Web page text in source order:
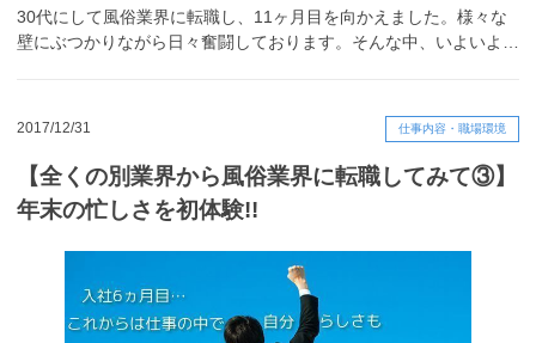
30代にして風俗業界に転職し、11ヶ月目を向かえました。様々な
壁にぶつかりながら日々奮闘しております。そんな中、いよいよ…
2017/12/31 仕事内容・職場環境
【全くの別業界から風俗業界に転職してみて③】
年末の忙しさを初体験!!